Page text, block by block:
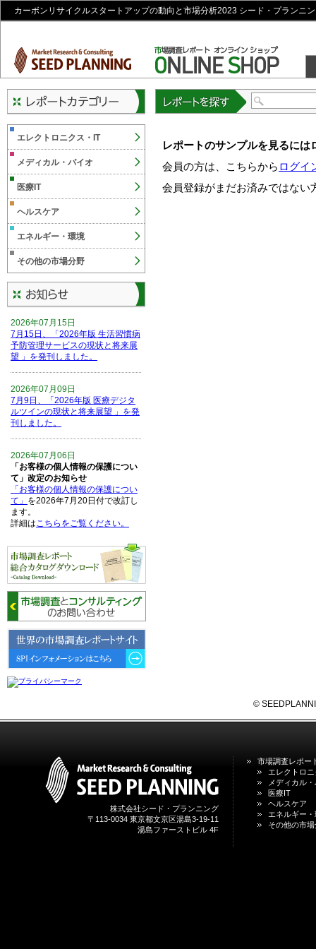
カーボンリサイクルスタートアップの動向と市場分析2023 シード・プランニ
レポートのサンプルを見るには
会員の方は、こちらから ログイ
会員登録がまだお済みではない
エレクトロニクス・IT
メディカル・バイオ
医療IT
ヘルスケア
エネルギー・環境
その他の市場分野
2026年07月15日
7月15日、「2026年版 生活習慣病
予防管理サービスの現状と将来展
望 」を発刊しました。
2026年07月09日
7月9日、「2026年版 医療デジタ
ルツインの現状と将来展望 」を発
刊しました。
2026年07月06日
「お客様の個人情報の保護につい
て」改定のお知らせ
「お客様の個人情報の保護につい
て」 を2026年7月20日付で改訂し
ます。
詳細はこちらをご覧ください。
2026年06月15日
6月15日、「中国の医療保険医薬
品リスト 」を発刊しました。
2026年06月01日
6月1日、「2026-27年版 5G SA、
6GにおけるIoT／サービス市場の
動向 」を発刊しました。
2026年04月30日
4月30日、「2026年版 オンライン
1月31日、「DXが加速するMCI・
認知症ケア支援サービスの現状と
今後の方向性 」を発刊しました。
1月13日、「営業支援DXにおける
名刺管理サービスの最新動向2026
©
株式会社シード・プランニング
〒113-0034 東京都文京区湯島3-19-11
湯島ファーストビル 4F
市場調査レポー
エレクトロ
メディカル
医療IT
ヘルスケア
エネルギー
その他の市